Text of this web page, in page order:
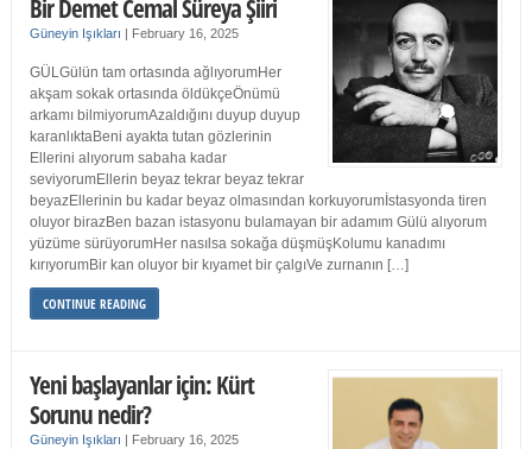
Bir Demet Cemal Süreya Şiiri
Güneyin Işıkları | February 16, 2025
GÜLGülün tam ortasında ağlıyorumHer
akşam sokak ortasında öldükçeÖnümü
arkamı bilmiyorumAzaldığını duyup duyup
karanlıktaBeni ayakta tutan gözlerinin
Ellerini alıyorum sabaha kadar
seviyorumEllerin beyaz tekrar beyaz tekrar
beyazEllerinin bu kadar beyaz olmasından korkuyorumİstasyonda tiren
oluyor birazBen bazan istasyonu bulamayan bir adamım Gülü alıyorum
yüzüme sürüyorumHer nasılsa sokağa düşmüşKolumu kanadımı
kırıyorumBir kan oluyor bir kıyamet bir çalgıVe zurnanın […]
CONTINUE READING
Yeni başlayanlar için: Kürt
Sorunu nedir?
Güneyin Işıkları | February 16, 2025